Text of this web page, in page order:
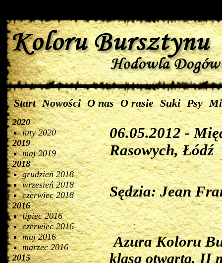
Start Nowości O nas O rasie Suki Psy
2020
luty 2020
2019
maj 2019
2018
grudzień 2018
wrzesień 2018
czerwiec 2018
2016
lipiec 2016
czerwiec 2016
maj 2016
marzec 2016
2015
06.05.2012 -
Rasowych, Łódź
Sędzia: Jean
Azura Koloru
klasa otwarta, II